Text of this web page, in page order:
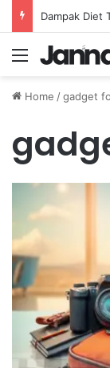
Menu
Home /gadget